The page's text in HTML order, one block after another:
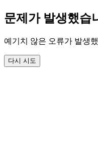
문제가 발생했습
예기치 않은 오류가 발생
다시 시도